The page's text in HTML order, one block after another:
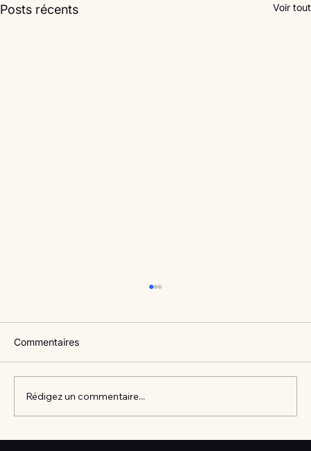
Posts récents Voir tout
Commentaires
Rédigez un commentaire...